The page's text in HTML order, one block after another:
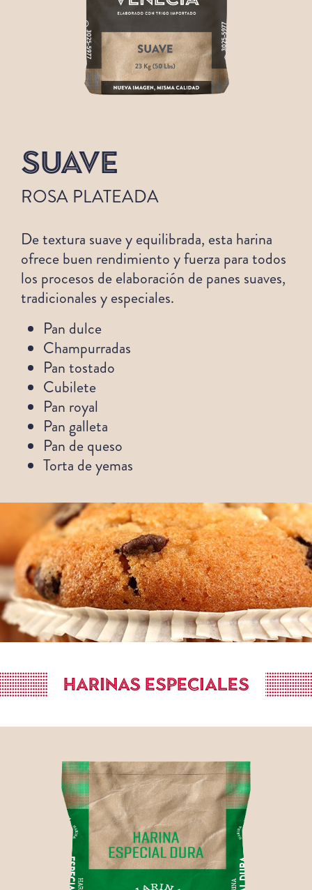
SUAVE
ROSA PLATEADA
De textura suave y equilibrada, esta harina
ofrece buen rendimiento y fuerza para todos
los procesos de elaboración de panes suaves,
tradicionales y especiales.
Pan dulce
Champurradas
Pan tostado
Cubilete
Pan royal
Pan galleta
Pan de queso
Torta de yemas
HARINAS ESPECIALES